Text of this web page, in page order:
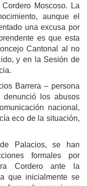
Moscoso. La
aunque el
una excusa por
es que esta
Cantonal al no
y en la Sesión de
Barrera – persona
los abusos
nacional,
eco de la situación,
Palacios, se han
formales por
Cordero ante la
que inicialmente se